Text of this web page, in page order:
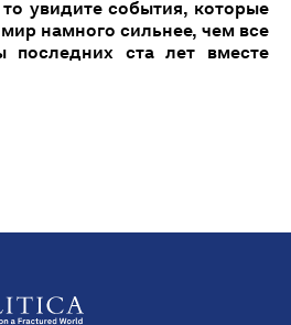
увидите события, которые
намного сильнее, чем все
последних ста лет вместе